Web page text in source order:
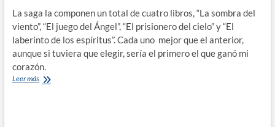
La saga la componen un total de cuatro libros, “La sombra del
viento”, “El juego del Ángel”, “El prisionero del cielo” y “El
laberinto de los espíritus”. Cada uno mejor que el anterior,
aunque si tuviera que elegir, sería el primero el que ganó mi
corazón.
Leer másComo